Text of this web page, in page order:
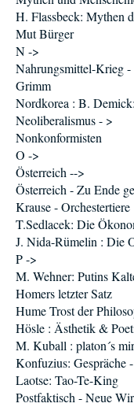
H. Flassbeck: Mythen
Mut Bürger
N ->
Nahrungsmittel-Krieg
Grimm
Nordkorea : B.
Neoliberalismus - >
Nonkonformisten
O ->
Österreich -->
Österreich - Zu Ende
Krause - Orchestertiere
T.Sedlacek: Die
J. Nida-Rümelin : Die
P ->
M. Wehner: Putins
Homers letzter Satz
Hume Trost der
Hösle : Ästhetik &
M. Kuball : platon´s
Konfuzius: Gespräche
Laotse: Tao-Te-King
Postfaktisch - Neue